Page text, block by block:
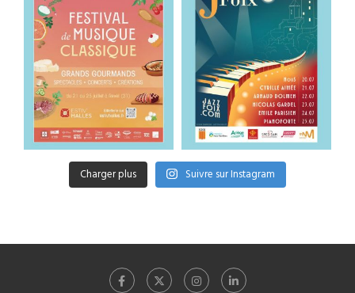
Charger plus Suivre sur Instagram